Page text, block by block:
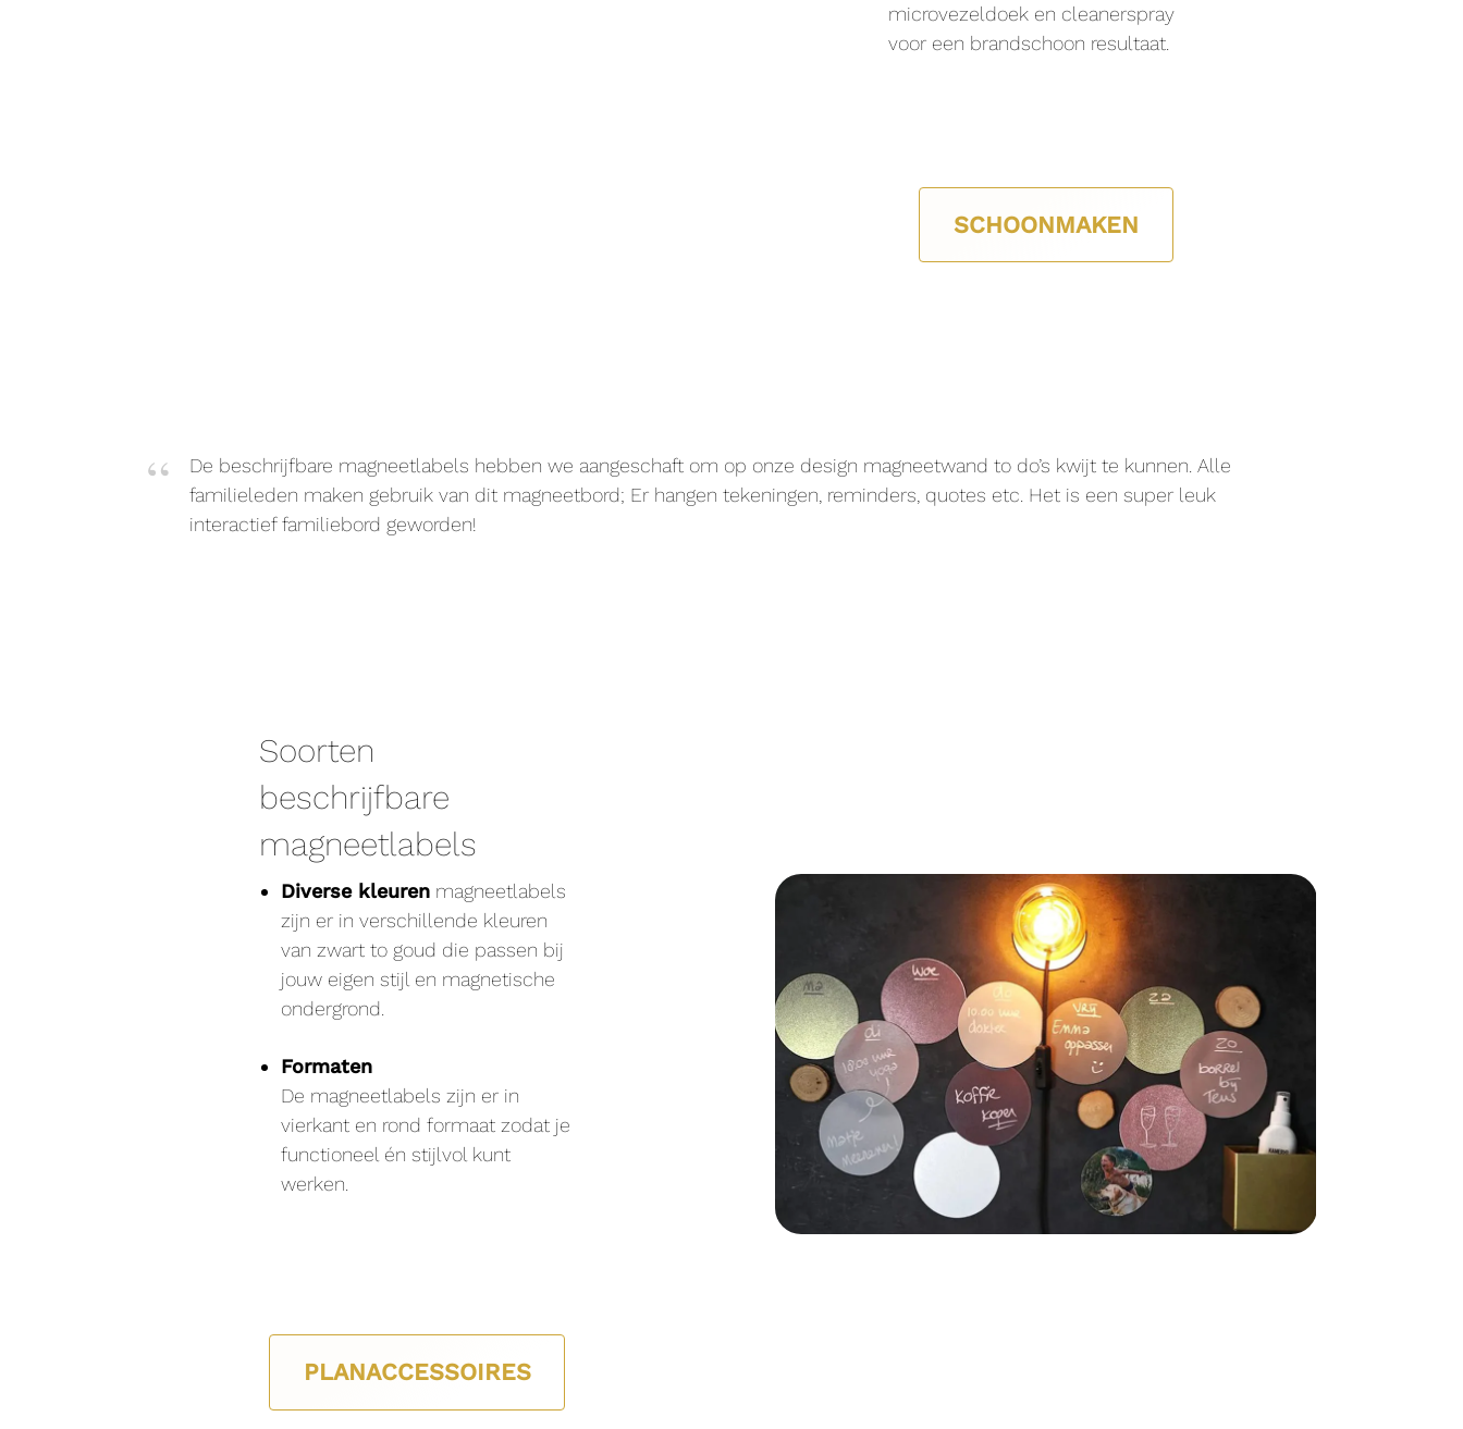
microvezeldoek en cleanerspray
voor een brandschoon resultaat.
SCHOONMAKEN
De beschrijfbare magneetlabels hebben we aangeschaft om op onze design magneetwand to do’s kwijt te kunnen. Alle
familieleden maken gebruik van dit magneetbord; Er hangen tekeningen, reminders, quotes etc. Het is een super leuk
interactief familiebord geworden!
Soorten
beschrijfbare
magneetlabels
Diverse kleuren magneetlabels
zijn er in verschillende kleuren
van zwart to goud die passen bij
jouw eigen stijl en magnetische
ondergrond.
Formaten
De magneetlabels zijn er in
vierkant en rond formaat zodat je
functioneel én stijlvol kunt
werken.
PLANACCESSOIRES